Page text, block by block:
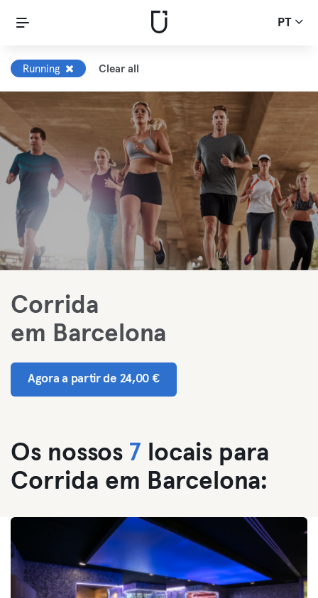
PT
Running Clear all
Corrida
em Barcelona
Agora a partir de 24,00 €
Os nossos 7 locais para
Corrida em Barcelona: